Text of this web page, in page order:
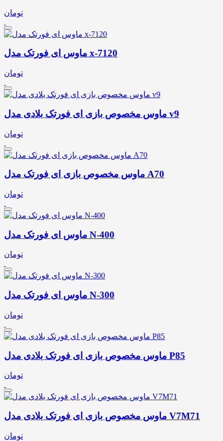
تومان
ماوس ای فورتک مدل x-7120
تومان
ماوس مخصوص بازی ای فورتک بلادی مدل v9
تومان
ماوس مخصوص بازی ای فورتک مدل A70
تومان
ماوس ای فورتک مدل N-400
تومان
ماوس ای فورتک مدل N-300
تومان
ماوس مخصوص بازی ای فورتک بلادی مدل P85
تومان
ماوس مخصوص بازی ای فورتک بلادی مدل V7M71
تومان